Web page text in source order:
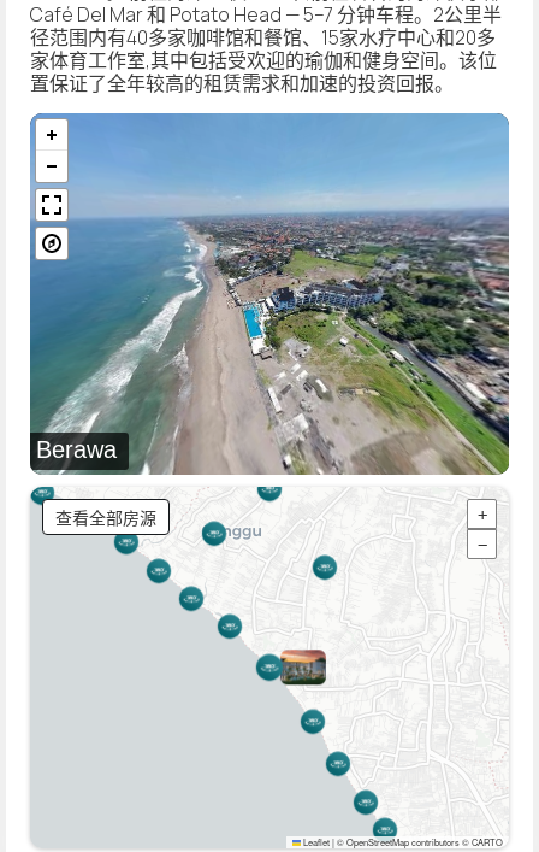
Café Del Mar 和 Potato Head — 5–7 分钟车程。2公里半
径范围内有40多家咖啡馆和餐馆、15家水疗中心和20多
家体育工作室,其中包括受欢迎的瑜伽和健身空间。该位
置保证了全年较高的租赁需求和加速的投资回报。
Berawa
查看全部房源
+
−
Leaflet|© OpenStreetMap contributors © CARTO